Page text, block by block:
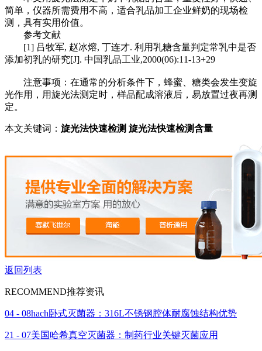
简单，仪器所需费用不高，适合乳品加工企业鲜奶的现场检
测，具有实用价值。
参考文献
[1] 吕牧军, 赵冰熔, 丁连才. 利用乳糖含量判定常乳中是否
添加初乳的研究[J]. 中国乳品工业,2000(06):11-13+29
注意事项：在通常的分析条件下，蜂蜜、糖类会发生变旋
光作用，用旋光法测定时，样品配成溶液后，易放置过夜再测
定。
本文关键词： 旋光法快速检测 旋光法快速检测含量
返回列表
RECOMMEND推荐资讯
04 - 08hach卧式灭菌器：316L不锈钢腔体耐腐蚀结构优势
21 - 07美国哈希真空灭菌器：制药行业关键灭菌应用